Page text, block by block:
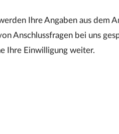
Ihre Angaben aus
Anschlussfragen bei uns
Ihre Einwilligung weiter.